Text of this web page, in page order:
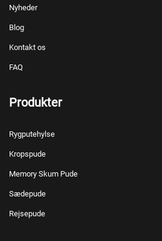
Nyheder
Blog
Kontakt os
FAQ
Produkter
Rygputehylse
Kropspude
Memory Skum Pude
Sædepude
Rejsepude